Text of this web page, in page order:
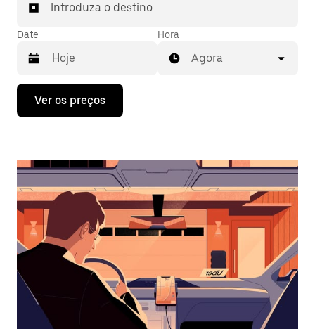
Introduza o destino
Date
Prima
tecla
interagir
o
calendário
selecionar
uma
data.
Prima
o
botão
Hora
Agora
Ver os preços